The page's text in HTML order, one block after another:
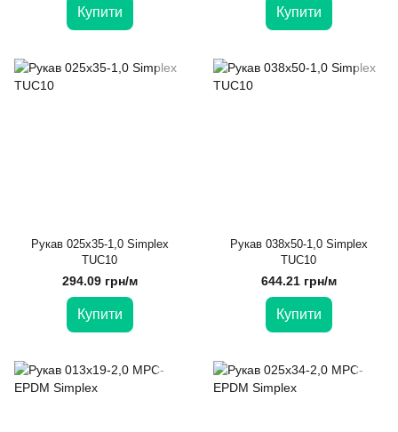
Купити Купити
Рукав 025х35-1,0 Simplex
TUC10
294.09 грн/м
Купити
Рукав 038х50-1,0 Simplex
TUC10
644.21 грн/м
Купити